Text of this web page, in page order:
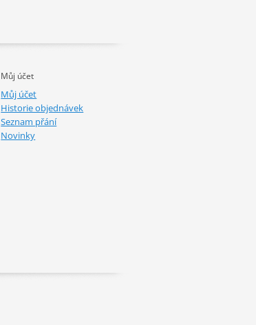
Můj účet
Můj účet
Historie objednávek
Seznam přání
Novinky